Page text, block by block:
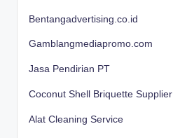
Bentangadvertising.co.id
Gamblangmediapromo.com
Jasa Pendirian PT
Coconut Shell Briquette Supplier
Alat Cleaning Service